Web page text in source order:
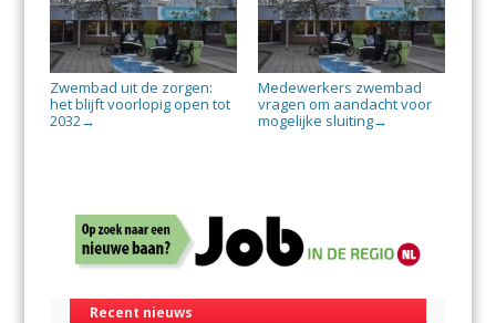
Zwembad uit de zorgen:
het blijft voorlopig open tot
2032→
Medewerkers zwembad
vragen om aandacht voor
mogelijke sluiting→
Recent nieuws